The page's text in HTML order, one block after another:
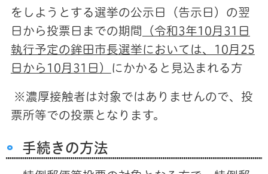
をしようとする選挙の公示日（告示日）の翌
日から投票日までの期間
（令和3年10月31日
執行予定の鉾田市長選挙においては、10月25
日から10 月31 日） にかかると見込まれる方
※濃厚接触者は対象ではありませんので、投
票所等での投票となります。
手続きの方法